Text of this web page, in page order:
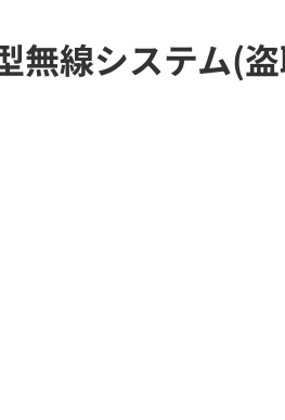
無線システム(